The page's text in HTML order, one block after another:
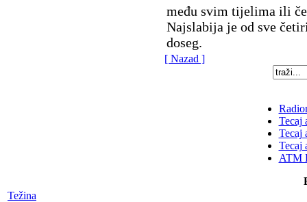
među svim tijelima ili
Najslabija je od sve
doseg.
[ Nazad ]
Tecaj
Tecaj
Tecaj
ATM
Težina